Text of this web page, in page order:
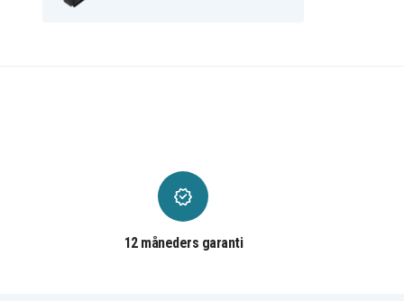
12 måneders garanti